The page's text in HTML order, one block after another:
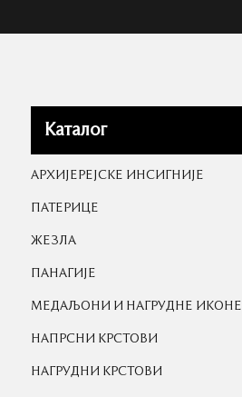
Каталог
АРХИЈЕРЕЈСКЕ ИНСИГНИЈЕ
ПАТЕРИЦЕ
ЖЕЗЛА
ПАНАГИЈЕ
МЕДАЉОНИ И НАГРУДНЕ ИКОНЕ
НАПРСНИ КРСТОВИ
НАГРУДНИ КРСТОВИ